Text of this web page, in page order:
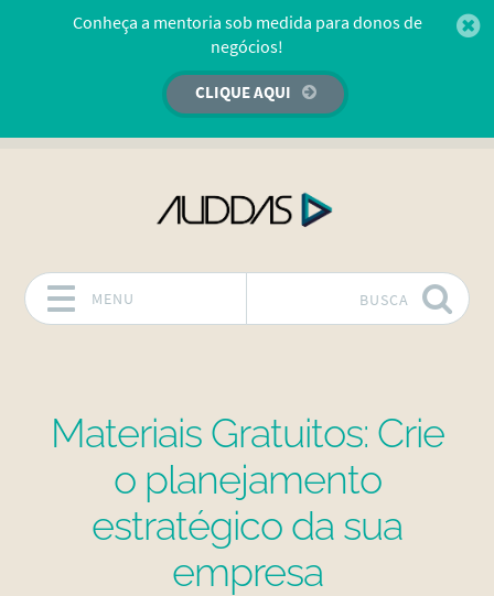
Conheça a mentoria sob medida para donos de
negócios!
CLIQUE AQUI
MENU BUSCA
Materiais Gratuitos: Crie
o planejamento
estratégico da sua
empresa